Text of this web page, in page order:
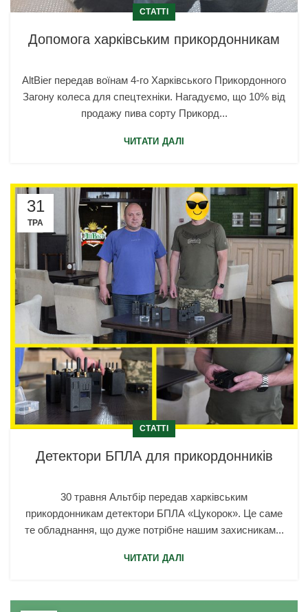
СТАТТІ
Допомога харківським прикордонникам
AltBier передав воїнам 4-го Харківського Прикордонного
Загону колеса для спецтехніки. Нагадуємо, що 10% від
продажу пива сорту Прикорд...
ЧИТАТИ ДАЛІ
31
ТРА
СТАТТІ
Детектори БПЛА для прикордонників
30 травня Альтбір передав харківським
прикордонникам детектори БПЛА «Цукорок». Це саме
те обладнання, що дуже потрібне нашим захисникам...
ЧИТАТИ ДАЛІ